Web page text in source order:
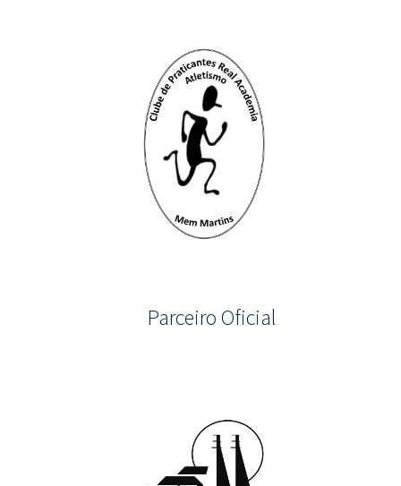
Parceiro Oficial